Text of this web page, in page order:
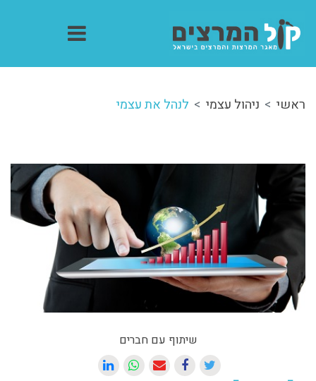
ראשי ניהול עצמי לנהל את עצמי
שיתוף עם חברים